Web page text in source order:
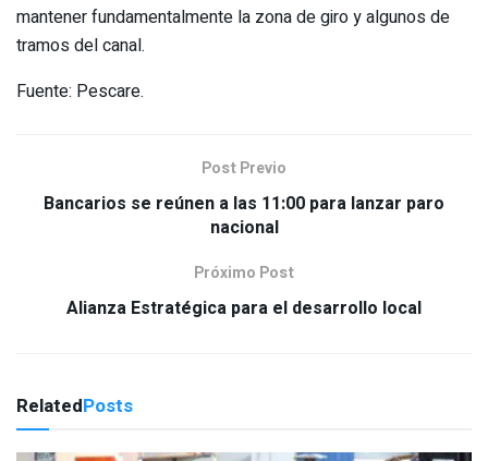
mantener fundamentalmente la zona de giro y algunos de
tramos del canal.
Fuente: Pescare.
Post Previo
Bancarios se reúnen a las 11:00 para lanzar paro
nacional
Próximo Post
Alianza Estratégica para el desarrollo local
RelatedPosts